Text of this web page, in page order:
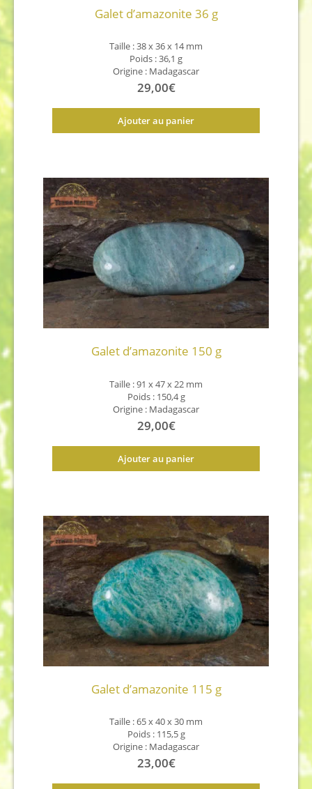
Galet d’amazonite 36 g
Taille : 38 x 36 x 14 mm
Poids : 36,1 g
Origine : Madagascar
29,00€
Ajouter au panier
Galet d’amazonite 150 g
Taille : 91 x 47 x 22 mm
Poids : 150,4 g
Origine : Madagascar
29,00€
Ajouter au panier
Galet d’amazonite 115 g
Taille : 65 x 40 x 30 mm
Poids : 115,5 g
Origine : Madagascar
23,00€